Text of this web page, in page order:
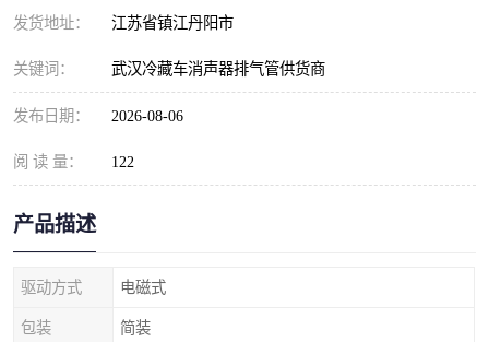
发货地址： 江苏省镇江丹阳市
关键词： 武汉冷藏车消声器排气管供货商
发布日期： 2026-08-06
阅 读 量： 122
产品描述
驱动方式 电磁式
包装 简装